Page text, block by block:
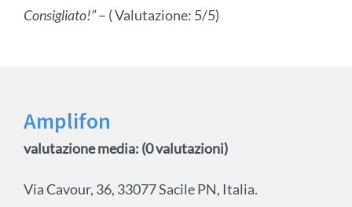
Consigliato!”– ( Valutazione: 5/5)
Amplifon
valutazione media: (0 valutazioni)
Via Cavour, 36, 33077 Sacile PN, Italia.